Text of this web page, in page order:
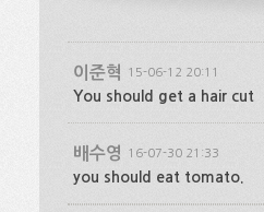
이준혁 15-06-12 20:11
You should get a hair cut
배수영 16-07-30 21:33
you should eat tomato.